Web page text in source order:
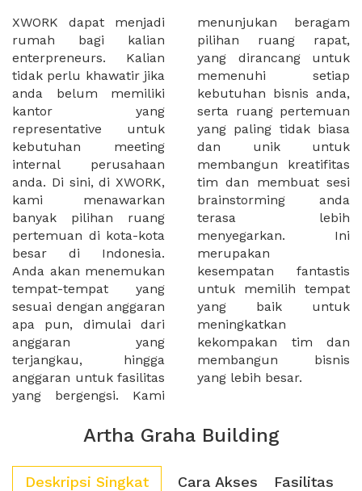
XWORK dapat menjadi
rumah bagi kalian
enterpreneurs. Kalian
tidak perlu khawatir jika
anda belum memiliki
kantor yang
representative untuk
kebutuhan meeting
internal perusahaan
anda. Di sini, di XWORK,
kami menawarkan
banyak pilihan ruang
pertemuan di kota-kota
besar di Indonesia.
Anda akan menemukan
tempat-tempat yang
sesuai dengan anggaran
apa pun, dimulai dari
anggaran yang
terjangkau, hingga
anggaran untuk fasilitas
yang bergengsi. Kami
menunjukan beragam
pilihan ruang rapat,
yang dirancang untuk
memenuhi setiap
kebutuhan bisnis anda,
serta ruang pertemuan
yang paling tidak biasa
dan unik untuk
membangun kreatifitas
tim dan membuat sesi
brainstorming anda
terasa lebih
menyegarkan. Ini
merupakan
kesempatan fantastis
untuk memilih tempat
yang baik untuk
meningkatkan
kekompakan tim dan
membangun bisnis
yang lebih besar.
Artha Graha Building
Deskripsi Singkat Cara Akses Fasilitas